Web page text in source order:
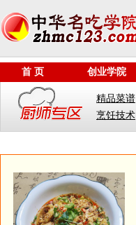
首 页 创业学院
精品菜谱
烹饪技术